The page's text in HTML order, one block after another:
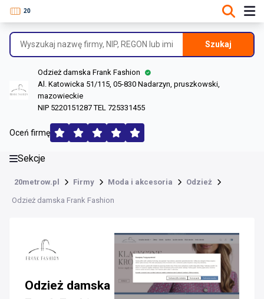
Szukaj
Odzież damska Frank Fashion
Al. Katowicka 51/115, 05-830 Nadarzyn, pruszkowski,
mazowieckie
NIP 5220151287 TEL 725331455
Oceń firmę
Sekcje
20metrow.pl Firmy Moda i akcesoria Odzież
Odzież damska Frank Fashion
Informacje o firmie
Dane rejestrowe
Lokalizacje
Opinie (176)
Odzież damska